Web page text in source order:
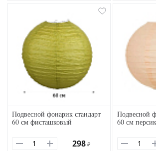
Подвесной фонарик стандарт
60 см фисташковый
298 ₽
Подвесной
60 см